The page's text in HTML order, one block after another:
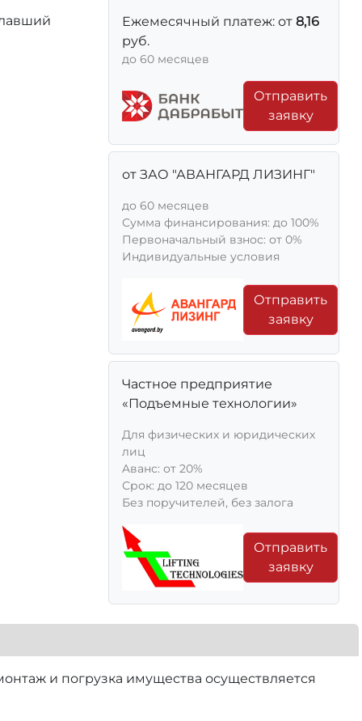
Ежемесячный платеж: от 8,16
руб.
до 60 месяцев
Отправить
заявку
от ЗАО "АВАНГАРД ЛИЗИНГ"
до 60 месяцев
Сумма финансирования: до 100%
Первоначальный взнос: от 0%
Индивидуальные условия
Отправить
заявку
Частное предприятие
«Подъемные технологии»
Для физических и юридических
лиц
Aванс: от 20%
Срок: до 120 месяцев
Без поручителей, без залога
Отправить
заявку
и погрузка имущества осуществляется